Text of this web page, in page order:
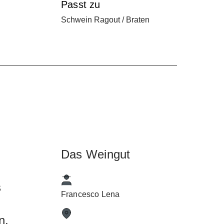
Passt zu
Schwein Ragout / Braten
Das Weingut
Francesco Lena